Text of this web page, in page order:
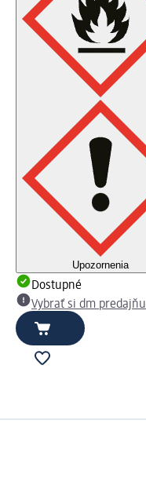
Upozornenia
Dostupné
Vybrať si dm predajňu